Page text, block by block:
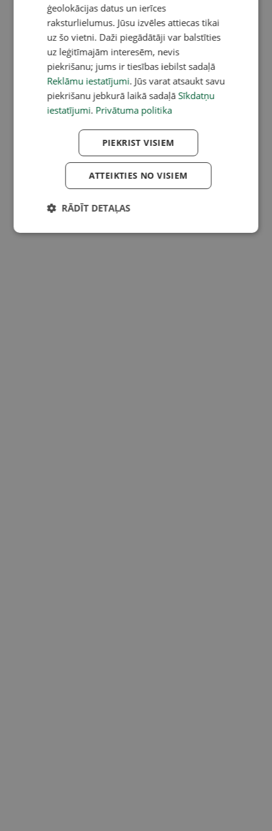
ģeolokācijas datus un ierīces
raksturlielumus. Jūsu izvēles attiecas tikai
uz šo vietni. Daži piegādātāji var balstīties
uz leģitīmajām interesēm, nevis
piekrišanu; jums ir tiesības iebilst sadaļā
Reklāmu iestatījumi. Jūs varat atsaukt savu
piekrišanu jebkurā laikā sadaļā Sīkdatņu
iestatījumi. Privātuma politika
PIEKRIST VISIEM
ATTEIKTIES NO VISIEM
RĀDĪT DETAĻAS